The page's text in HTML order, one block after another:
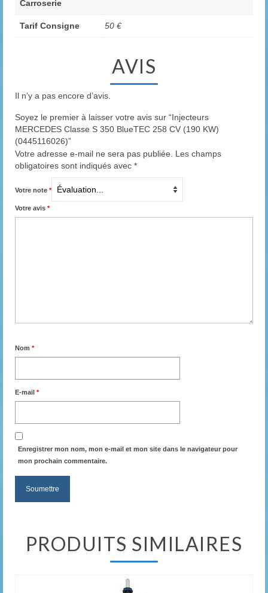
Carroserie
Tarif Consigne 50 €
AVIS
Il n’y a pas encore d’avis.
Soyez le premier à laisser votre avis sur “Injecteurs
MERCEDES Classe S 350 BlueTEC 258 CV (190 KW)
(0445116026)”
Votre adresse e-mail ne sera pas publiée.
Les champs
obligatoires sont indiqués avec *
Votre note *
Votre avis *
Nom *
E-mail *
Enregistrer mon nom, mon e-mail et mon site dans le navigateur pour
mon prochain commentaire.
PRODUITS SIMILAIRES